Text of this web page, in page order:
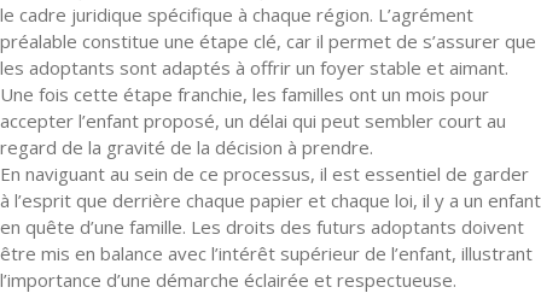
le cadre juridique spécifique à chaque région. L’agrément
préalable constitue une étape clé, car il permet de s’assurer que
les adoptants sont adaptés à offrir un foyer stable et aimant.
Une fois cette étape franchie, les familles ont un mois pour
accepter l’enfant proposé, un délai qui peut sembler court au
regard de la gravité de la décision à prendre.
En naviguant au sein de ce processus, il est essentiel de garder
à l’esprit que derrière chaque papier et chaque loi, il y a un enfant
en quête d’une famille. Les droits des futurs adoptants doivent
être mis en balance avec l’intérêt supérieur de l’enfant, illustrant
l’importance d’une démarche éclairée et respectueuse.